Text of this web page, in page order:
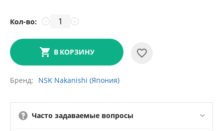
Кол-во: +
−
В КОРЗИНУ
Бренд NSK Nakanishi (Япония)
Часто задаваемые вопросы